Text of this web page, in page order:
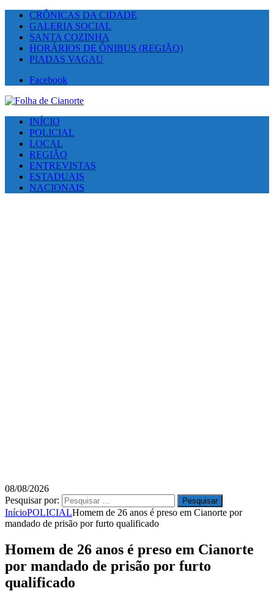
CRÔNICAS DA CIDADE
GALERIA SOCIAL
SANTA COZINHA
HORÁRIOS DE ÔNIBUS (REGIÃO)
PIADAS VAGAU
Facebook
INÍCIO
POLICIAL
LOCAL
REGIÃO
ENTREVISTAS
ESTADUAIS
NACIONAIS
08/08/2026
Pesquisar por:
InícioPOLICIALHomem de 26 anos é preso em Cianorte por
mandado de prisão por furto qualificado
Homem de 26 anos é preso em Cianorte
por mandado de prisão por furto
qualificado